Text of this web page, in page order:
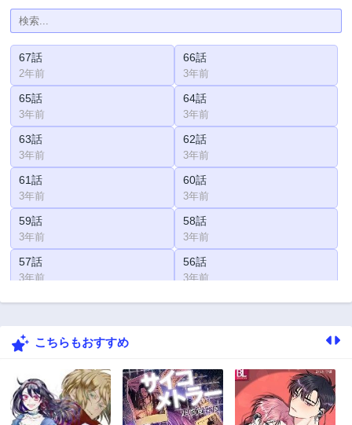
67話
2年前
66話
3年前
65話
3年前
64話
3年前
63話
3年前
62話
3年前
61話
3年前
60話
3年前
59話
3年前
58話
3年前
57話
3年前
56話
3年前
55話 54話
53話
51話
3年前
50話
3年前
こちらもおすすめ